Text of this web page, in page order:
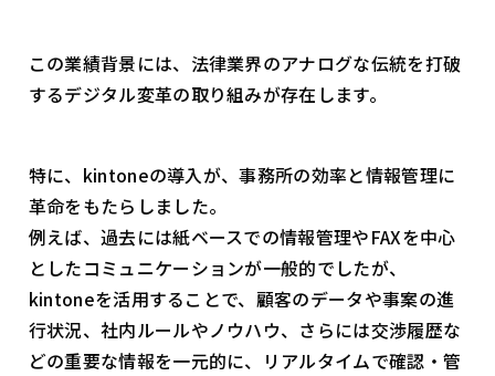
この業績背景には、法律業界のアナログな伝統を打破
するデジタル変革の取り組みが存在します。
特に、kintoneの導入が、事務所の効率と情報管理に
革命をもたらしました。
例えば、過去には紙ベースでの情報管理やFAXを中心
としたコミュニケーションが一般的でしたが、
kintoneを活用することで、顧客のデータや事案の進
行状況、社内ルールやノウハウ、さらには交渉履歴な
どの重要な情報を一元的に、リアルタイムで確認・管